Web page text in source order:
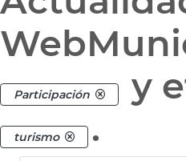
Participación y
turismo .